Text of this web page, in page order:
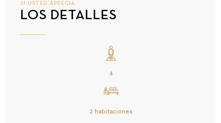
SI USTED APRECIA
LOS DETALLES
4
2 habitaciones